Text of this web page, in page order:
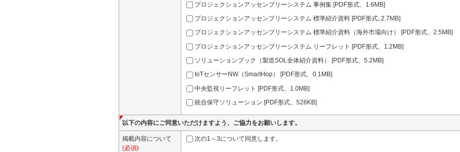
プロジェクションアッセンブリーシステム 事例集 [PDF形式、1.6MB]
プロジェクションアッセンブリーシステム 標準紹介資料 [PDF形式､2.7MB]
プロジェクションアッセンブリーシステム 標準紹介資料（海外市場向け） [PDF形式、2.5MB]
プロジェクションアッセンブリーシステム リーフレット [PDF形式、1.2MB]
ソリューションブック（製造SOL全体紹介資料） [PDF形式、5.2MB]
IoTセンサーNW（SmartHop） [PDF形式、0.1MB]
中央監視リーフレット [PDF形式、1.0MB]
統合保守ソリューション [PDF形式、528KB]
以下の内容にご同意いただけますよう、ご協力をお願いします。
掲載内容について
(必須)
次の1～3について同意します。